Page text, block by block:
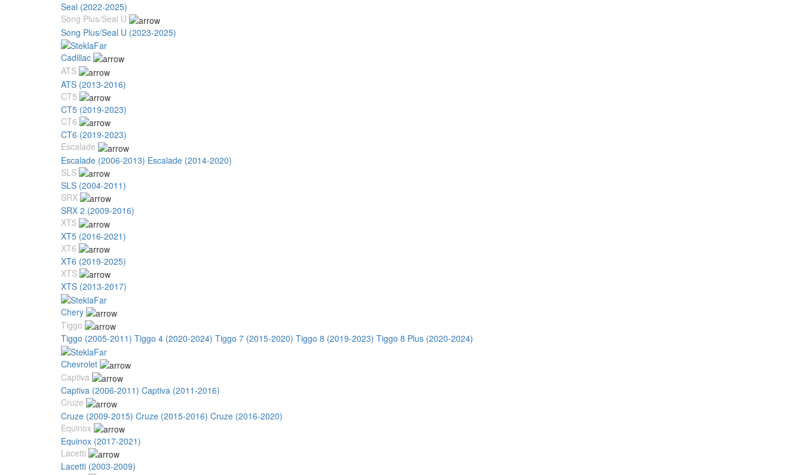
Seal (2022-2025)
Song Plus/Seal U
Song Plus/Seal U (2023-2025)
Cadillac
ATS
ATS (2013-2016)
CT5
CT5 (2019-2023)
CT6
CT6 (2019-2023)
Escalade
Escalade (2006-2013) Escalade (2014-2020)
SLS
SLS (2004-2011)
SRX
SRX 2 (2009-2016)
XT5
XT5 (2016-2021)
XT6
XT6 (2019-2025)
XTS
XTS (2013-2017)
Chery
Tiggo
Tiggo (2005-2011) Tiggo 4 (2020-2024) Tiggo 7 (2015-2020) Tiggo 8 (2019-2023) Tiggo 8 Plus (2020-2024)
Chevrolet
Captiva
Captiva (2006-2011) Captiva (2011-2016)
Cruze
Cruze (2009-2015) Cruze (2015-2016) Cruze (2016-2020)
Equinox
Equinox (2017-2021)
Lacetti
Lacetti (2003-2009)